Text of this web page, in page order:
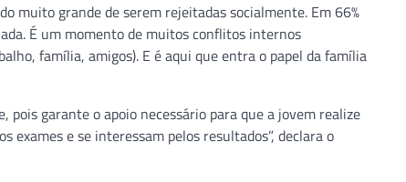
muito grande de serem rejeitadas socialmente. Em 66%
É um momento de muitos conflitos internos
família, amigos). E é aqui que entra o papel da família
garante o apoio necessário para que a jovem realize
exames e se interessam pelos resultados”, declara o